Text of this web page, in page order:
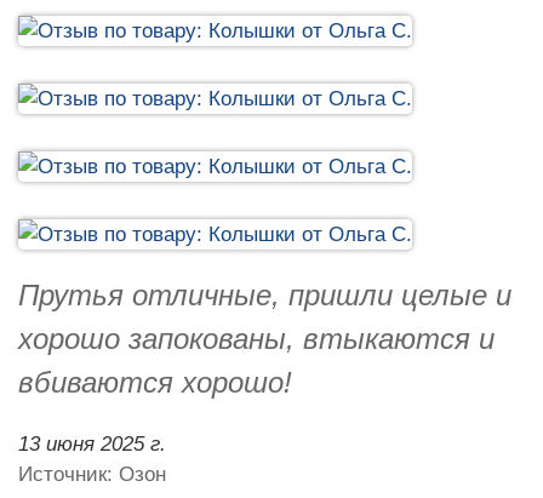
Прутья отличные, пришли целые и
хорошо запокованы, втыкаются и
вбиваются хорошо!
13 июня 2025 г.
Источник: Озон